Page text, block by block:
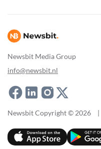
Newsbit Media Group
info@newsbit.nl
Newsbit Copyright © 2026 |